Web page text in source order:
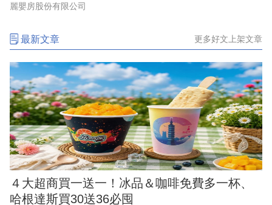
麗嬰房股份有限公司
最新文章 更多好文上架文章
４大超商買一送一！冰品＆咖啡免費多一杯、
哈根達斯買30送36必囤